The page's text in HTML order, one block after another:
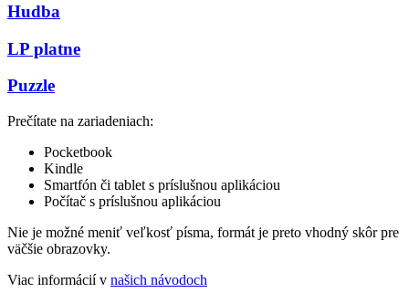
Hudba
LP platne
Puzzle
Prečítate na zariadeniach:
Pocketbook
Kindle
Smartfón či tablet s príslušnou aplikáciou
Počítač s príslušnou aplikáciou
Nie je možné meniť veľkosť písma, formát je preto vhodný skôr pre
väčšie obrazovky.
Viac informácií v našich návodoch